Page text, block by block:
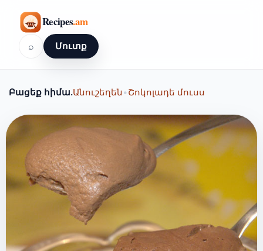
⌕ Մուտք
Բացեք հիմա.Անուշեղեն•Շոկոլադե մուսս